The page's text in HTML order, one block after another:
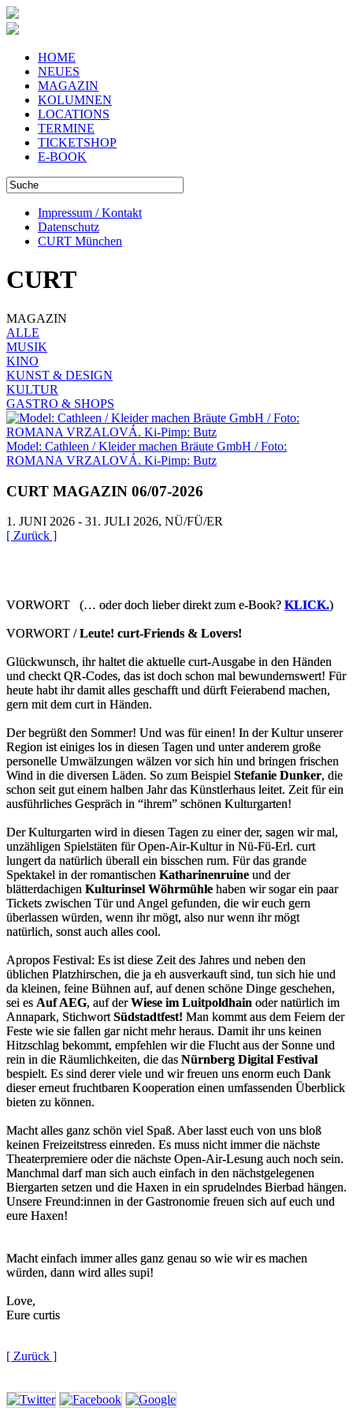
HOME
NEUES
MAGAZIN
KOLUMNEN
LOCATIONS
TERMINE
TICKETSHOP
E-BOOK
Impressum / Kontakt
Datenschutz
CURT München
CURT
MAGAZIN
ALLE
MUSIK
KINO
KUNST & DESIGN
KULTUR
GASTRO & SHOPS
Model: Cathleen / Kleider machen Bräute GmbH / Foto:
ROMANA VRZALOVÁ. Ki-Pimp: Butz
CURT MAGAZIN 06/07-2026
1. JUNI 2026 - 31. JULI 2026, NÜ/FÜ/ER
[ Zurück ]
VORWORT (… oder doch lieber direkt zum e-Book? KLICK.)
VORWORT /Leute! curt-Friends & Lovers!
Glückwunsch, ihr haltet die aktuelle curt-Ausgabe in den Händen
und checkt QR-Codes, das ist doch schon mal bewundernswert! Für
heute habt ihr damit alles geschafft und dürft Feierabend machen,
gern mit dem curt in Händen.
Der begrüßt den Sommer! Und was für einen! In der Kultur unserer
Region ist einiges los in diesen Tagen und unter anderem große
personelle Umwälzungen wälzen vor sich hin und bringen frischen
Wind in die diversen Läden. So zum Beispiel Stefanie Dunker, die
schon seit gut einem halben Jahr das Künstlerhaus leitet. Zeit für ein
ausführliches Gespräch in “ihrem” schönen Kulturgarten!
Der Kulturgarten wird in diesen Tagen zu einer der, sagen wir mal,
unzähligen Spielstäten für Open-Air-Kultur in Nü-Fü-Erl. curt
lungert da natürlich überall ein bisschen rum. Für das grande
Spektakel in der romantischen Katharinenruine und der
blätterdachigen Kulturinsel Wöhrmühle haben wir sogar ein paar
Tickets zwischen Tür und Angel gefunden, die wir euch gern
überlassen würden, wenn ihr mögt, also nur wenn ihr mögt
natürlich, sonst auch alles cool.
Apropos Festival: Es ist diese Zeit des Jahres und neben den
üblichen Platzhirschen, die ja eh ausverkauft sind, tun sich hie und
da kleinen, feine Bühnen auf, auf denen schöne Dinge geschehen,
sei es Auf AEG, auf derWiese im Luitpoldhain oder natürlich im
Annapark, StichwortSüdstadtfest! Man kommt aus dem Feiern der
Feste wie sie fallen gar nicht mehr heraus. Damit ihr uns keinen
Hitzschlag bekommt, empfehlen wir die Flucht aus der Sonne und
rein in die Räumlichkeiten, die das Nürnberg Digital Festival
bespielt. Es sind derer viele und wir freuen uns enorm euch Dank
dieser erneut fruchtbaren Kooperation einen umfassenden Überblick
bieten zu können.
Macht alles ganz schön viel Spaß. Aber lasst euch von uns bloß
keinen Freizeitstress einreden. Es muss nicht immer die nächste
Theaterpremiere oder die nächste Open-Air-Lesung auch noch sein.
Manchmal darf man sich auch einfach in den nächstgelegenen
Biergarten setzen und die Haxen in ein sprudelndes Bierbad hängen.
Unsere Freund:innen in der Gastronomie freuen sich auf euch und
eure Haxen!
Macht einfach immer alles ganz genau so wie wir es machen
würden, dann wird alles supi!
Love,
Eure curtis
[ Zurück ]